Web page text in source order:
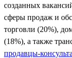
созданных
сферы продаж и
торговли (20%),
(18%), а также
продавцы-